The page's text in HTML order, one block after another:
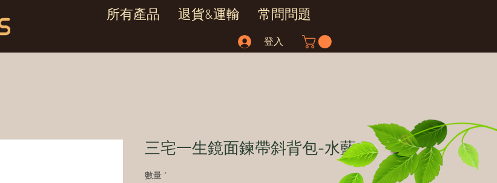
所有產品 退貨&運輸 常問問題
登入
三宅一生鏡面鍊帶斜背包-水藍
數量 *